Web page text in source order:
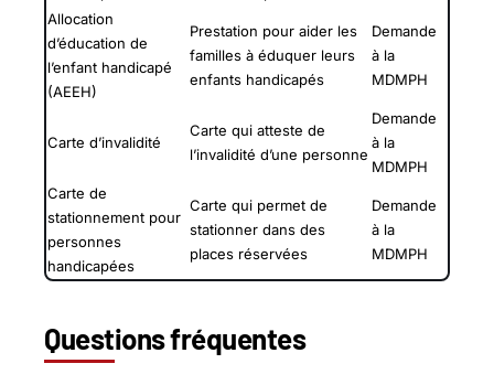
Allocation
d’éducation de
l’enfant handicapé
(AEEH)
Prestation pour aider les
familles à éduquer leurs
enfants handicapés
Demande
à la
MDMPH
Carte d’invalidité
Carte qui atteste de
l’invalidité d’une personne
Demande
à la
MDMPH
Carte de
stationnement pour
personnes
handicapées
Carte qui permet de
stationner dans des
places réservées
Demande
à la
MDMPH
Questions fréquentes